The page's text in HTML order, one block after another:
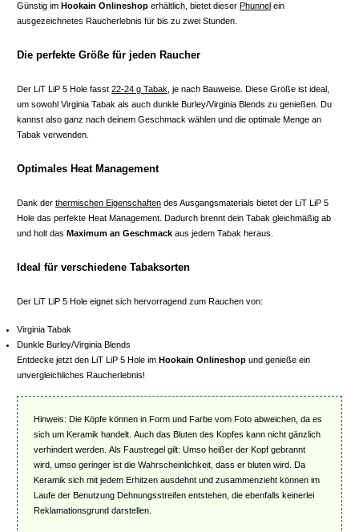
Günstig im Hookain Onlineshop erhältlich, bietet dieser Phunnel ein
ausgezeichnetes Raucherlebnis für bis zu zwei Stunden.
Die perfekte Größe für jeden Raucher
Der LiT LiP 5 Hole fasst 22-24 g Tabak , je nach Bauweise. Diese Größe ist ideal,
um sowohl Virginia Tabak als auch dunkle Burley/Virginia Blends zu genießen. Du
kannst also ganz nach deinem Geschmack wählen und die optimale Menge an
Tabak verwenden.
Optimales Heat Management
Dank der thermischen Eigenschaften des Ausgangsmaterials bietet der LiT LiP 5
Hole das perfekte Heat Management. Dadurch brennt dein Tabak gleichmäßig ab
und holt das Maximum an Geschmack aus jedem Tabak heraus.
Ideal für verschiedene Tabaksorten
Der LiT LiP 5 Hole eignet sich hervorragend zum Rauchen von:
Virginia Tabak
Dunkle Burley/Virginia Blends
Entdecke jetzt den LiT LiP 5 Hole im Hookain Onlineshop und genieße ein
unvergleichliches Raucherlebnis!
Hinweis: Die Köpfe können in Form und Farbe vom Foto abweichen, da es
sich um Keramik handelt. Auch das Bluten des Kopfes kann nicht gänzlich
verhindert werden. Als Faustregel gilt: Umso heißer der Kopf gebrannt
wird, umso geringer ist die Wahrscheinlichkeit, dass er bluten wird. Da
Keramik sich mit jedem Erhitzen ausdehnt und zusammenzieht können im
Laufe der Benutzung Dehnungsstreifen entstehen, die ebenfalls keinerlei
Reklamationsgrund darstellen.